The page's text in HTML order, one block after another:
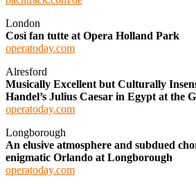
London
Così fan tutte at Opera Holland Park
operatoday.com
Alresford
Musically Excellent but Culturally
Handel’s Julius Caesar in Egypt at the
operatoday.com
Longborough
An elusive atmosphere and subdued
enigmatic Orlando at Longborough
operatoday.com